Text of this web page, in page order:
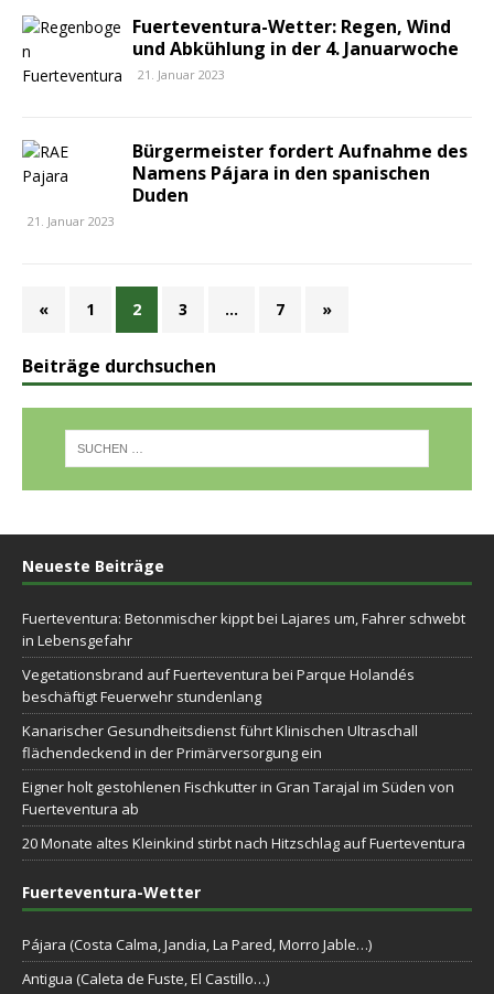
Fuerteventura-Wetter: Regen, Wind
und Abkühlung in der 4. Januarwoche
21. Januar 2023
Bürgermeister fordert Aufnahme des
Namens Pájara in den spanischen
Duden
21. Januar 2023
« 1 2 3 … 7 »
Beiträge durchsuchen
Neueste Beiträge
Fuerteventura: Betonmischer kippt bei Lajares um, Fahrer schwebt
in Lebensgefahr
Vegetationsbrand auf Fuerteventura bei Parque Holandés
beschäftigt Feuerwehr stundenlang
Kanarischer Gesundheitsdienst führt Klinischen Ultraschall
flächendeckend in der Primärversorgung ein
Eigner holt gestohlenen Fischkutter in Gran Tarajal im Süden von
Fuerteventura ab
20 Monate altes Kleinkind stirbt nach Hitzschlag auf Fuerteventura
Fuerteventura-Wetter
Pájara (Costa Calma, Jandia, La Pared, Morro Jable…)
Antigua (Caleta de Fuste, El Castillo…)